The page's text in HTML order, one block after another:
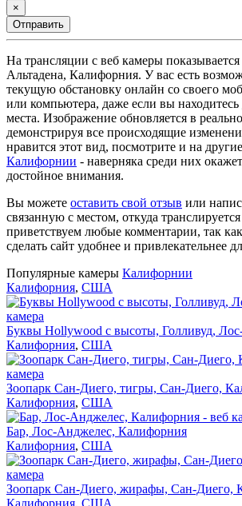
×
Отправить
На трансляции с веб камеры
Альтадена, Калифорния. У вас есть
текущую обстановку онлайн со своего
или компьютера, даже если вы находитесь
места. Изображение обновляется в
демонстрируя все происходящие
нравится этот вид, посмотрите и на другие
Калифорнии - наверняка среди них
достойное внимания.
Вы можете оставить свой отзыв или
связанную с местом, откуда
приветствуем любые комментарии, так
сделать сайт удобнее и привлекательнее
Популярные камеры Калифорнии
Калифорния, США
Буквы Hollywood с высоты, Голливуд,
Калифорния, США
Зоопарк Сан-Диего, тигры, Сан-Диего,
Калифорния, США
Бар, Лос-Анджелес, Калифорния
Калифорния, США
Зоопарк Сан-Диего, жирафы, Сан-Диего,
Калифорния, США